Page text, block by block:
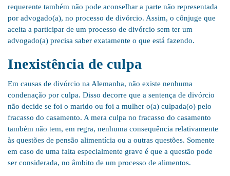
requerente também não pode aconselhar a parte não representada
por advogado(a), no processo de divórcio. Assim, o cônjuge que
aceita a participar de um processo de divórcio sem ter um
advogado(a) precisa saber exatamente o que está fazendo.
Inexistência de culpa
Em causas de divórcio na Alemanha, não existe nenhuma
condenação por culpa. Disso decorre que a sentença de divórcio
não decide se foi o marido ou foi a mulher o(a) culpada(o) pelo
fracasso do casamento. A mera culpa no fracasso do casamento
também não tem, em regra, nenhuma consequência relativamente
às questões de pensão alimentícia ou a outras questões. Somente
em caso de uma falta especialmente grave é que a questão pode
ser considerada, no âmbito de um processo de alimentos.